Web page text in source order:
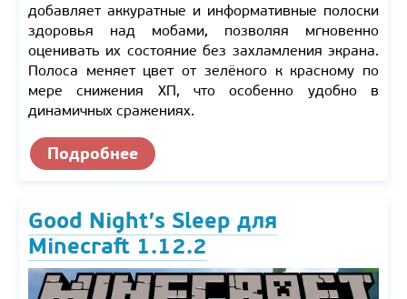
добавляет аккуратные и информативные полоски
здоровья над мобами, позволяя мгновенно
оценивать их состояние без захламления экрана.
Полоса меняет цвет от зелёного к красному по
мере снижения ХП, что особенно удобно в
динамичных сражениях.
Подробнее
Good Night’s Sleep для
Minecraft 1.12.2